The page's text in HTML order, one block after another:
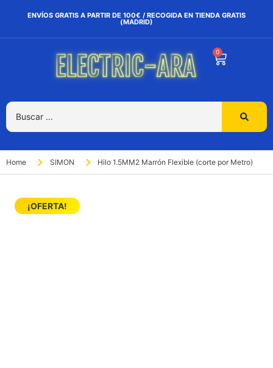
ENVÍOS GRATIS A PARTIR DE 100€ / RECOGIDA EN TIENDA GRATIS
(MADRID)
0
Home SIMON Hilo 1.5MM2 Marrón Flexible (corte por Metro)
¡OFERTA!